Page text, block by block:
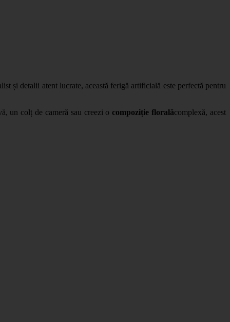
și detalii atent lucrate, această ferigă artificială este perfectă pentru
un colț de cameră sau creezi o compoziție floralăcomplexă, acest